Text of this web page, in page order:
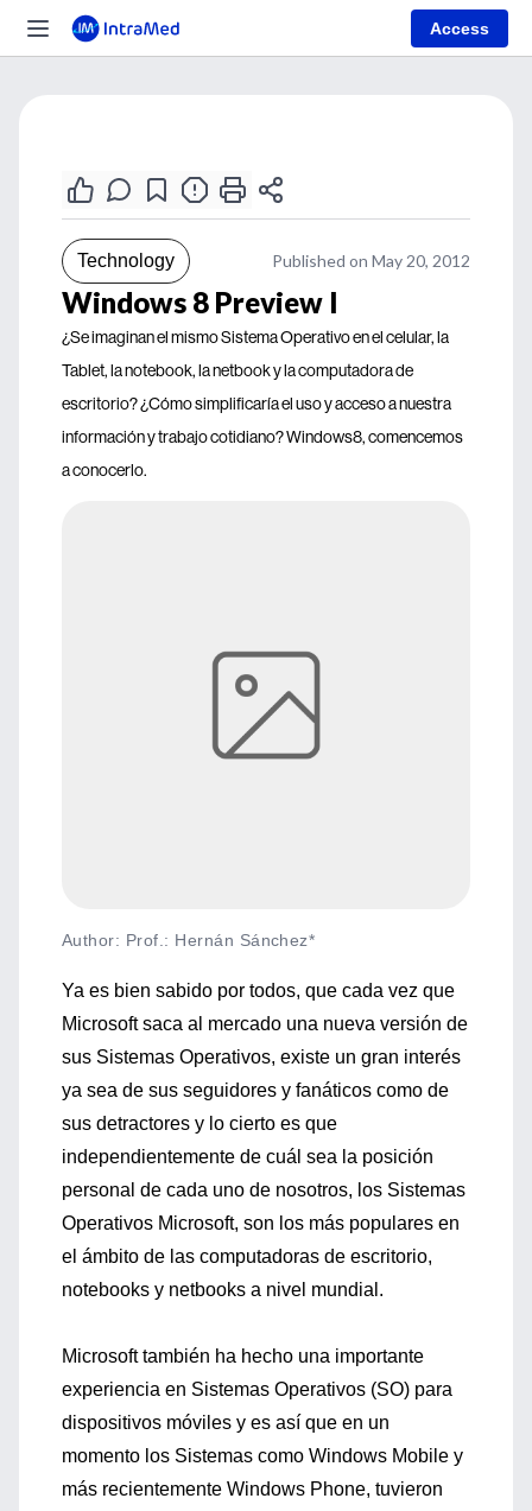
Access
Technology Published on May 20, 2012
Windows 8 Preview I
¿Se imaginan el mismo Sistema Operativo en el celular, la
Tablet, la notebook, la netbook y la computadora de
escritorio? ¿Cómo simplificaría el uso y acceso a nuestra
información y trabajo cotidiano? Windows8, comencemos
a conocerlo.
Author: Prof.: Hernán Sánchez*
Ya es bien sabido por todos, que cada vez que
Microsoft saca al mercado una nueva versión de
sus Sistemas Operativos, existe un gran interés
ya sea de sus seguidores y fanáticos como de
sus detractores y lo cierto es que
independientemente de cuál sea la posición
personal de cada uno de nosotros, los Sistemas
Operativos Microsoft, son los más populares en
el ámbito de las computadoras de escritorio,
notebooks y netbooks a nivel mundial.
Microsoft también ha hecho una importante
experiencia en Sistemas Operativos (SO) para
dispositivos móviles y es así que en un
momento los Sistemas como Windows Mobile y
más recientemente Windows Phone, tuvieron